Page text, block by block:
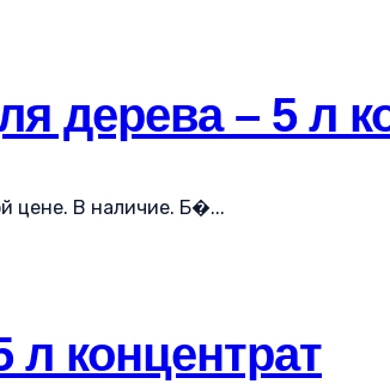
дерева – 5 л
цене. В наличие. Б�...
л концентрат